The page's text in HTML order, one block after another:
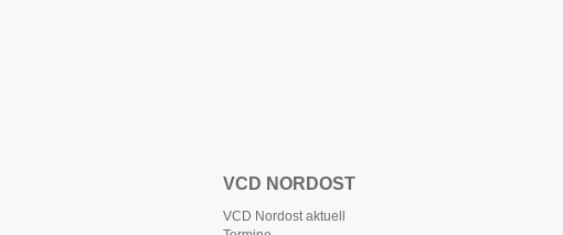
VCD NORDOST
VCD Nordost aktuell